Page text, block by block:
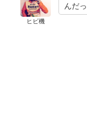
ヒビ機
んだ